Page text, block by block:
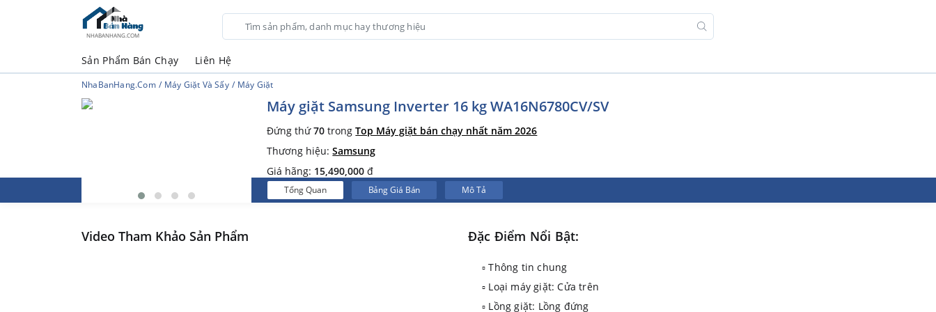
NHABANHANG.COM
Sản Phẩm Bán Chạy Liên Hệ
NhaBanHang.com Máy Giặt Và Sấy Máy Giặt
Máy giặt Samsung Inverter 16 kg WA16N6780CV/SV
Đứng thứ70 trongTop Máy giặt bán chạy nhất năm 2026
Thương hiệu:Samsung
Giá hãng: 15,490,000 đ
Tổng Quan Bảng Giá Bán Mô Tả
Video Tham Khảo Sản Phẩm Đặc Điểm Nổi Bật:
▫ Thông tin chung
▫ Loại máy giặt: Cửa trên
▫ Lồng giặt: Lồng đứng